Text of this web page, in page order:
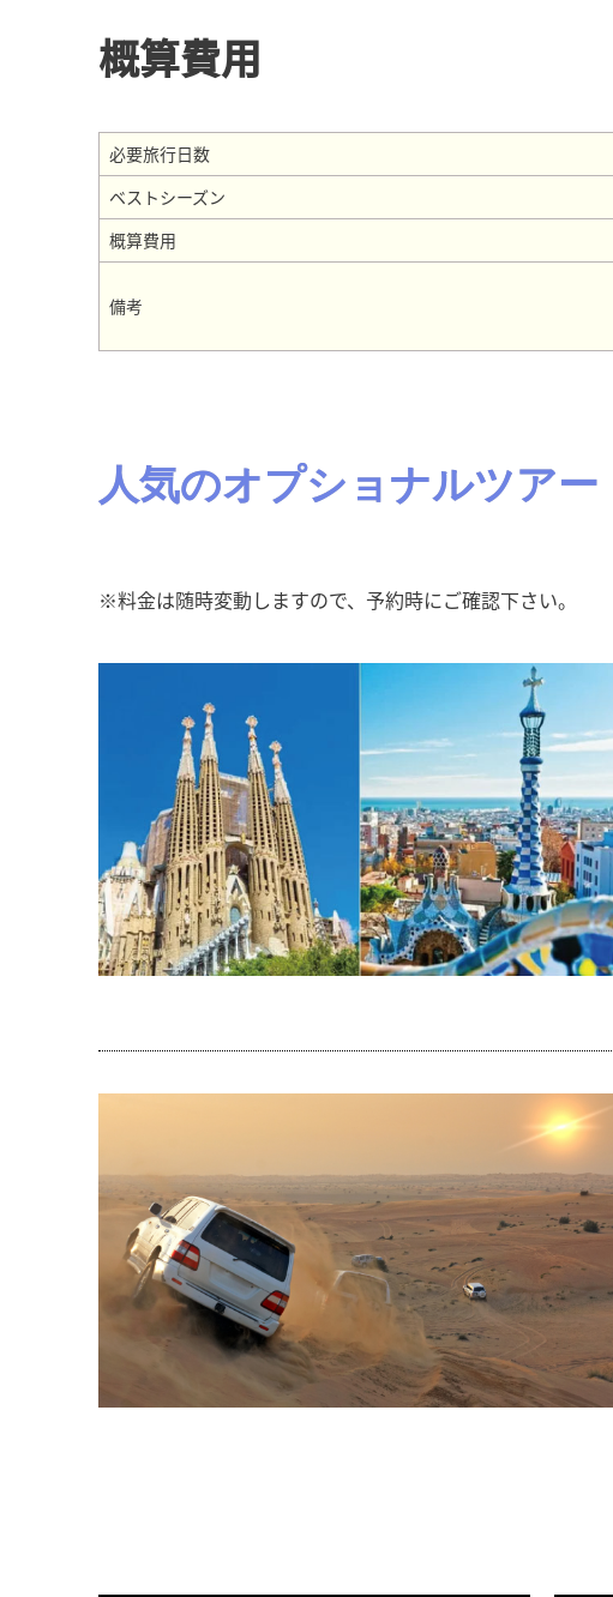
概算費用
必要旅行日数
ベストシーズン
概算費用
備考
人気のオプショナルツアー
※料金は随時変動しますので、予約時にご確認下さい。